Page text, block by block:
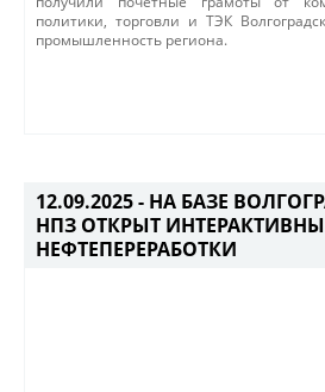
политики, торговли и ТЭК
промышленность региона. ​
12.09.2025 - НА БАЗЕ
НПЗ ОТКРЫТ
НЕФТЕПЕРЕРАБОТКИ